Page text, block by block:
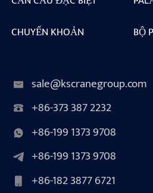
CHUYỂN KHOẢN
BỘ
sale@kscranegroup.com
+86-373 387 2232
+86-199 1373 9708
+86-199 1373 9708
+86-182 3877 6721